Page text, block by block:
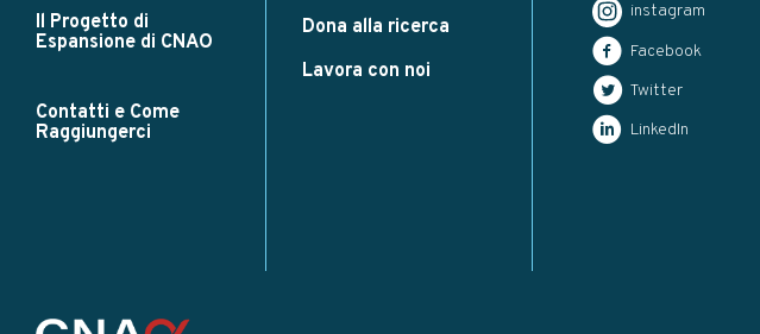
Il Progetto di
Espansione di CNAO
Contatti e Come
Raggiungerci
Dona alla ricerca
Lavora con noi
instagram
Facebook
Twitter
LinkedIn